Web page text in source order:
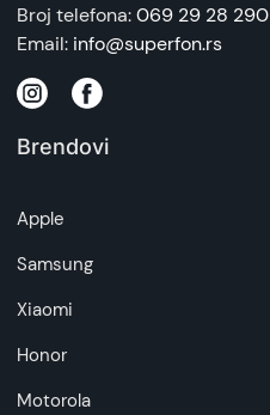
Broj telefona:069 29 28 290
Email: info@superfon.rs
Brendovi
Apple
Samsung
Xiaomi
Honor
Motorola